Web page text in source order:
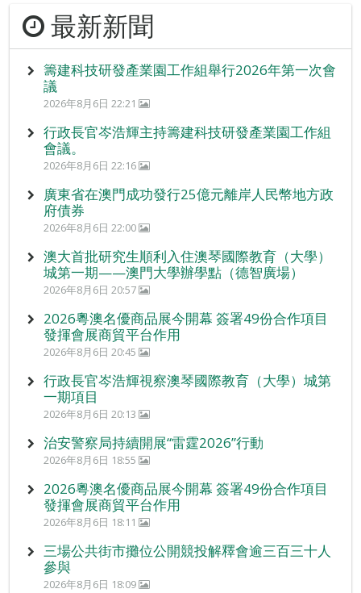
最新新聞
籌建科技研發產業園工作組舉行2026年第一次會
議
2026年8月6日 22:21
行政長官岑浩輝主持籌建科技研發產業園工作組
會議。
2026年8月6日 22:16
廣東省在澳門成功發行25億元離岸人民幣地方政
府債券
2026年8月6日 22:00
澳大首批研究生順利入住澳琴國際教育（大學）
城第一期——澳門大學辦學點（德智廣場）
2026年8月6日 20:57
2026粵澳名優商品展今開幕 簽署49份合作項目
發揮會展商貿平台作用
2026年8月6日 20:45
行政長官岑浩輝視察澳琴國際教育（大學）城第
一期項目
2026年8月6日 20:13
治安警察局持續開展“雷霆2026”行動
2026年8月6日 18:55
2026粵澳名優商品展今開幕 簽署49份合作項目
發揮會展商貿平台作用
2026年8月6日 18:11
三場公共街市攤位公開競投解釋會逾三百三十人
參與
2026年8月6日 18:09